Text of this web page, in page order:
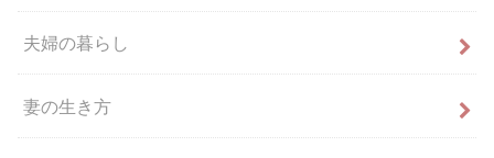
夫婦の暮らし
妻の生き方